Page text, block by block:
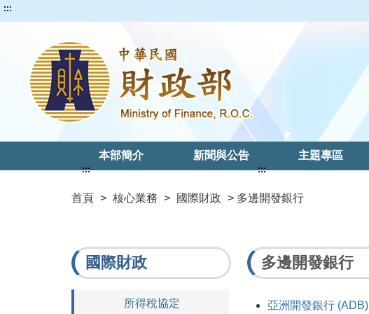
:::
本部簡介 新聞與公告 主題專區
首頁 > 核心業務 > 國際財政 > 多邊開發銀行
:::
國際財政
所得稅協定
:::
多邊開發銀行
亞洲開發銀行 (ADB)